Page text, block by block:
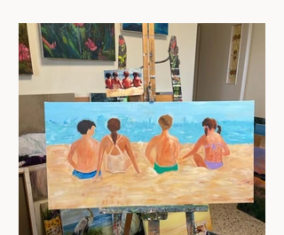
שפגשתי, מקומות שווים שביקרתי בהם ודברים
יפים, נעימים וטעימים ליהנות מהם.